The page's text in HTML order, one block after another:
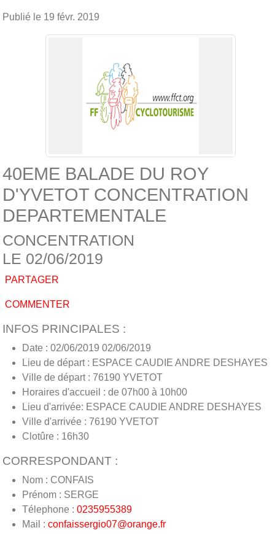
Publié le 19 févr. 2019
40EME BALADE DU ROY
D'YVETOT CONCENTRATION
DEPARTEMENTALE
CONCENTRATION
LE 02/06/2019
PARTAGER
COMMENTER
INFOS PRINCIPALES :
Date : 02/06/2019 02/06/2019
Lieu de départ : ESPACE CAUDIE ANDRE DESHAYES
Ville de départ : 76190 YVETOT
Horaires d'accueil : de 07h00 à 10h00
Lieu d'arrivée: ESPACE CAUDIE ANDRE DESHAYES
Ville d'arrivée : 76190 YVETOT
Clotûre : 16h30
CORRESPONDANT :
Nom : CONFAIS
Prénom : SERGE
Télephone : 0235955389
Mail : confaissergio07@orange.fr